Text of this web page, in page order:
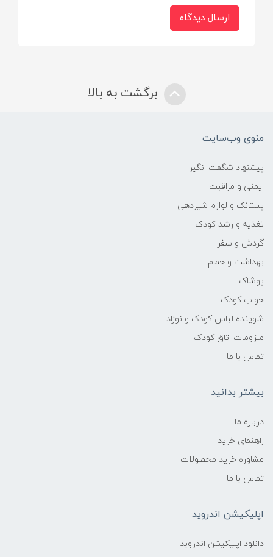
BPA Free
ارسال دیدگاه
برگشت به بالا
منوی وب‌سایت
پیشنهاد شگفت انگیر
ایمنی و مراقبت
پستانک و لوازم شیردهی
تغذیه و رشد کودک
گردش و سفر
بهداشت و حمام
پوشاک
خواب کودک
شوینده لباس کودک و نوزاد
ملزومات اتاق کودک
تماس با ما
بیشتر بدانید
درباره ما
راهنمای خرید
مشاوره خرید محصولات
تماس با ما
اپلیکیشن اندروید
دانلود اپلیکیشن اندروبد